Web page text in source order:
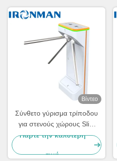
Βίντεο
Σύνθετο γύρισμα τρίποδου
για στενούς χώρους Slim
Design 3-Arm Πύλη ελέγχου
σχολεία, γυμναστήρια και
Πάρτε την καλύτερη
τιμή